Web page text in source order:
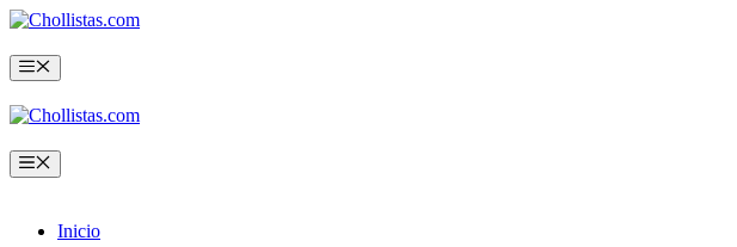
Saltar
contenido
Menú
Menú
Inicio